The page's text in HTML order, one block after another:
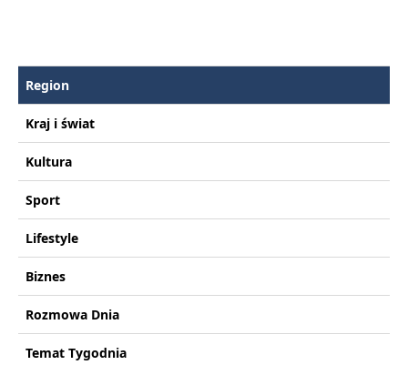
Region
Kraj i świat
Kultura
Sport
Lifestyle
Biznes
Rozmowa Dnia
Temat Tygodnia